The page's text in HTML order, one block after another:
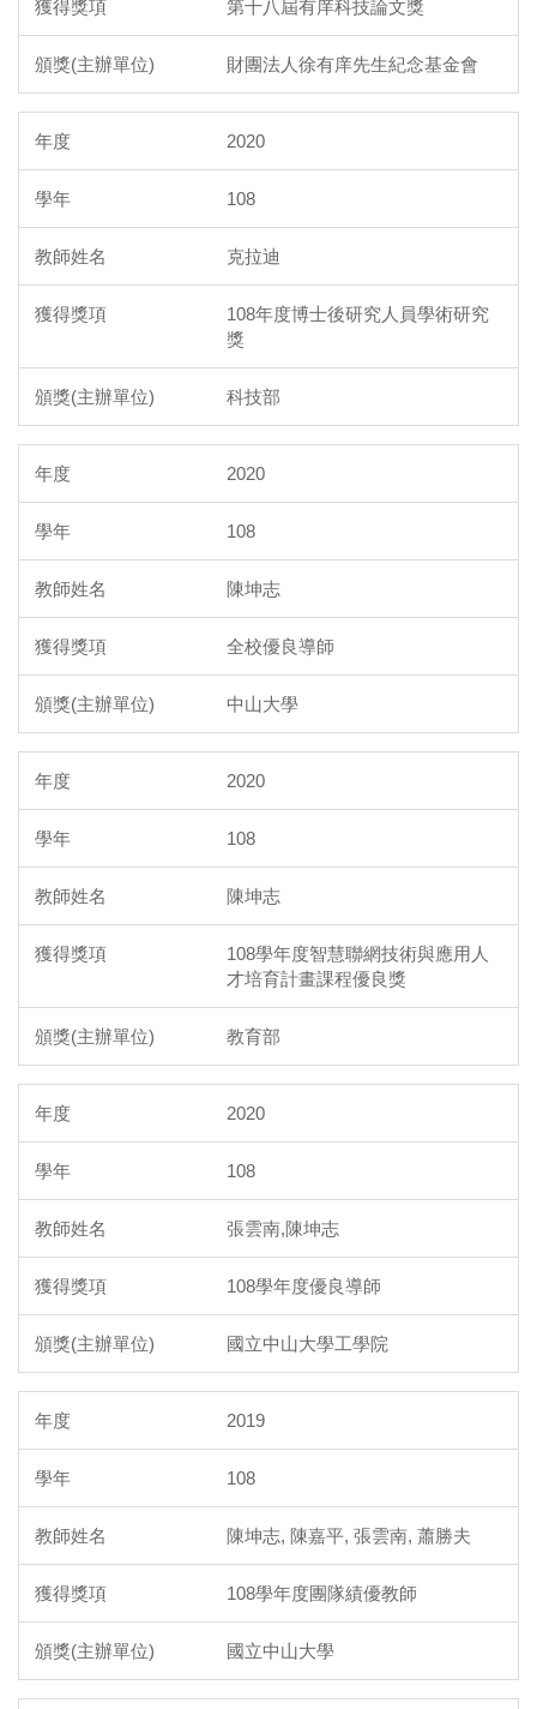
第十八屆有庠科技論文獎
財團法人徐有庠先生紀念基金會
2020
108
克拉迪
108年度博士後研究人員學術研究
獎
科技部
2020
108
陳坤志
全校優良導師
中山大學
2020
108
陳坤志
108學年度智慧聯網技術與應用人
才培育計畫課程優良獎
教育部
2020
108
張雲南,陳坤志
108學年度優良導師
國立中山大學工學院
2019
108
陳坤志, 陳嘉平, 張雲南, 蕭勝夫
108學年度團隊績優教師
國立中山大學